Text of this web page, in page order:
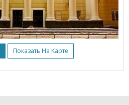
Показать На Карте